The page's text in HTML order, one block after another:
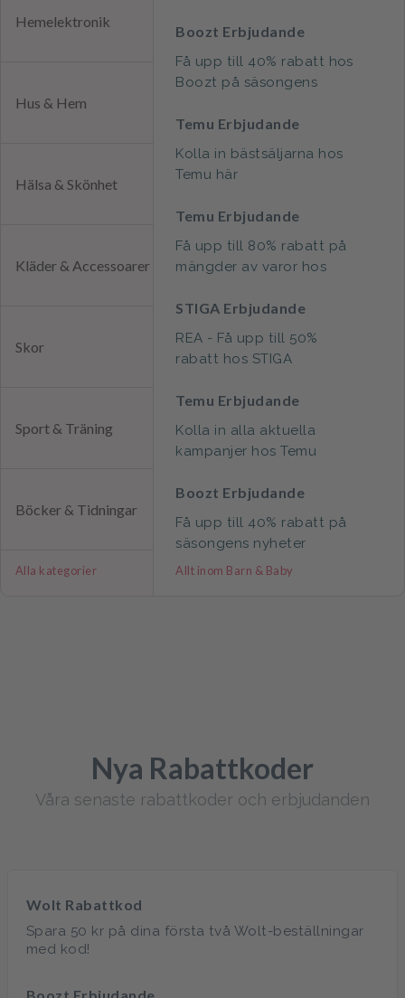
Hemelektronik
Hus & Hem
Hälsa & Skönhet
Kläder & Accessoarer
Skor
Sport & Träning
Böcker & Tidningar
Alla kategorier
Boozt Erbjudande
Få upp till 40% rabatt hos
Boozt på säsongens
och barn
Temu Erbjudande
Kolla in bästsäljarna hos
Temu här
Temu Erbjudande
Få upp till 80% rabatt på
mängder av varor hos
STIGA Erbjudande
REA - Få upp till 50%
rabatt hos STIGA
Temu Erbjudande
Kolla in alla aktuella
kampanjer hos Temu
Boozt Erbjudande
Få upp till 40% rabatt på
säsongens nyheter
Allt inom Barn & Baby
Nya Rabattkoder
Våra senaste rabattkoder och erbjudanden
Wolt Rabattkod
Spara 50 kr på dina första två Wolt-beställningar
med kod!